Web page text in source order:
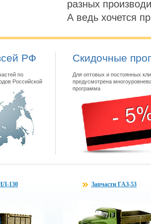
разных
А ведь хочется
РФ
по
Российской
Скидочные
Для оптовых и постоянных
предусмотрена
программа
130 Запчасти ГАЗ-53